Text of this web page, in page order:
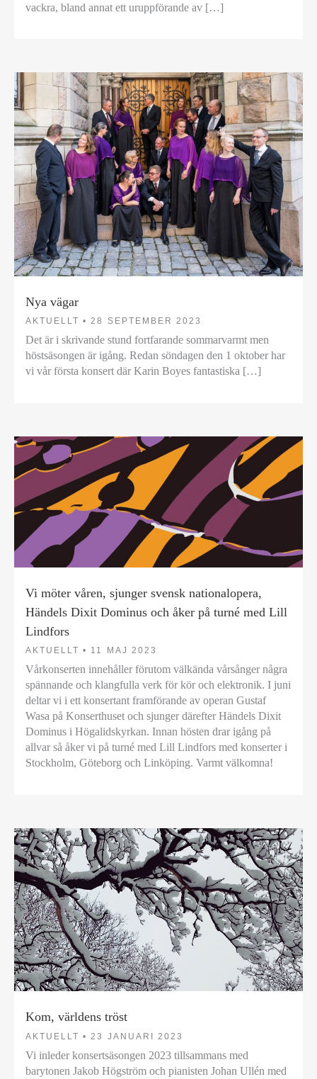
vackra, bland annat ett uruppförande av […]
Nya vägar
AKTUELLT • 28 SEPTEMBER 2023
Det är i skrivande stund fortfarande sommarvarmt men
höstsäsongen är igång. Redan söndagen den 1 oktober har
vi vår första konsert där Karin Boyes fantastiska […]
Vi möter våren, sjunger svensk nationalopera,
Händels Dixit Dominus och åker på turné med Lill
Lindfors
AKTUELLT • 11 MAJ 2023
Vårkonserten innehåller förutom välkända vårsånger några
spännande och klangfulla verk för kör och elektronik. I juni
deltar vi i ett konsertant framförande av operan Gustaf
Wasa på Konserthuset och sjunger därefter Händels Dixit
Dominus i Högalidskyrkan. Innan hösten drar igång på
allvar så åker vi på turné med Lill Lindfors med konserter i
Stockholm, Göteborg och Linköping. Varmt välkomna!
Kom, världens tröst
AKTUELLT • 23 JANUARI 2023
Vi inleder konsertsäsongen 2023 tillsammans med
barytonen Jakob Högström och pianisten Johan Ullén med